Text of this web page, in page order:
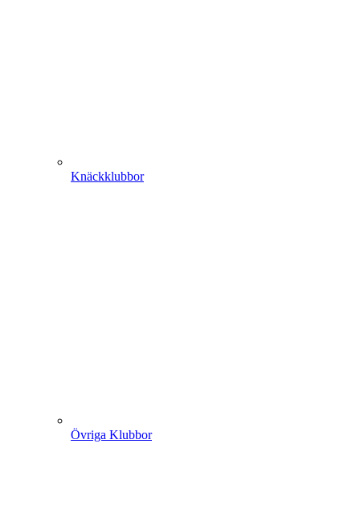
Knäckklubbor
Övriga Klubbor